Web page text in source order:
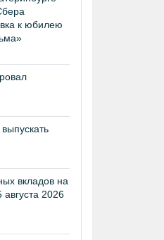
к юбилею
вкладов на
2026